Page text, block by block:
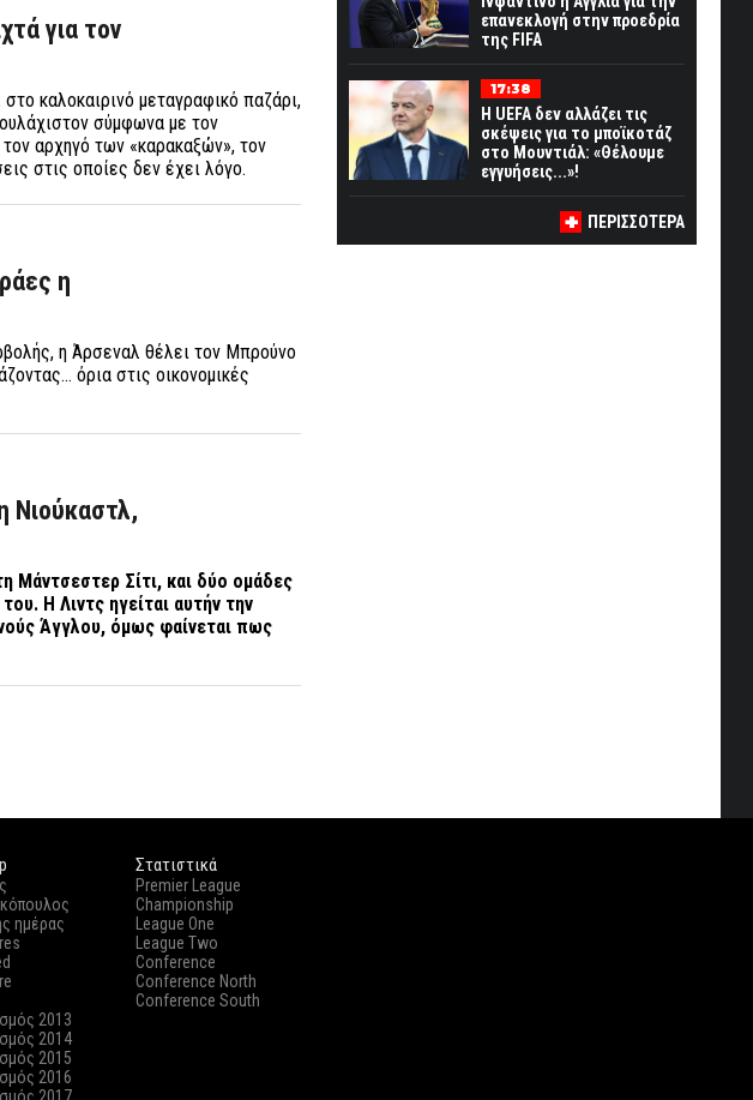
για τον
καλοκαιρινό μεταγραφικό παζάρι,
σύμφωνα με τον
αρχηγό των «καρακαξών», τον
στις οποίες δεν έχει λόγο.
η
η Άρσεναλ θέλει τον Μπρούνο
όρια στις οικονομικές
Νιούκαστλ,
Μάντσεστερ Σίτι, και δύο ομάδες
Η Λιντς ηγείται αυτήν την
Άγγλου, όμως φαίνεται πως
επανεκλογή στην προεδρία
της FIFA
17:38
Η UEFA δεν αλλάζει τις
σκέψεις για το μποϊκοτάζ
στο Μουντιάλ: «Θέλουμε
εγγυήσεις...»!
ΠΕΡΙΣΣΟΤΕΡΑ
ημέρας
2013
2014
2015
2016
Στατιστικά
Premier League
Championship
League One
League Two
Conference
Conference North
Conference South